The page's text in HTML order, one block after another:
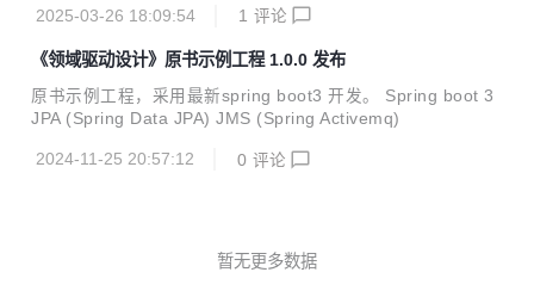
维护和可扩展的企业级应用。该系统采用了分层架构、事件驱
MS 等技术，为开发高质量的软件系统提供了良好的范例。 技
术栈 Spring Boot 3：作为基础框架，利用其自动配置和依赖
注入功能，简化项目开发和部署。 JPA (Spring Data JPA)：
用于数据库操作，提供简洁的方式访问和管理数据。 JMS (Sp
ring Active...
2025-03-26 18:09:54 1 评论
《领域驱动设计》原书示例工程 1.0.0 发布
原书示例工程，采用最新spring boot3 开发。 Spring boot 3
JPA (Spring Data JPA) JMS (Spring Activemq)
2024-11-25 20:57:12 0 评论
暂无更多数据